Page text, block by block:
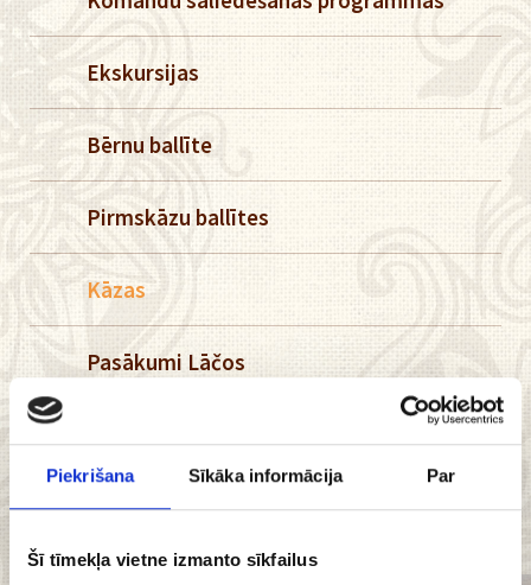
Piekrišana Sīkāka informācija Par
Šī tīmekļa vietne izmanto sīkfailus
Ekskursijas
Bērnu ballīte
Pirmskāzu ballītes
Kāzas
Pasākumi Lāčos
Kāzas